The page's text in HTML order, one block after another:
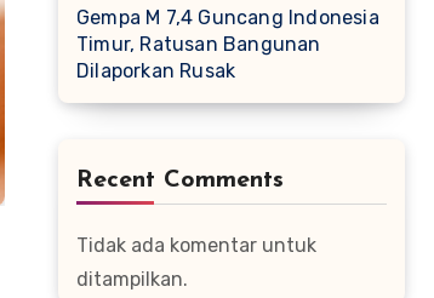
Gempa M 7,4 Guncang Indonesia
Timur, Ratusan Bangunan
Dilaporkan Rusak
Recent Comments
Tidak ada komentar untuk
ditampilkan.